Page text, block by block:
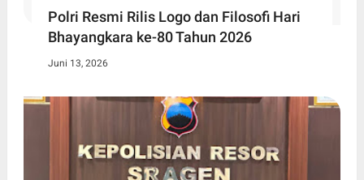
Polri Resmi Rilis Logo dan Filosofi Hari
Bhayangkara ke-80 Tahun 2026
Juni 13, 2026